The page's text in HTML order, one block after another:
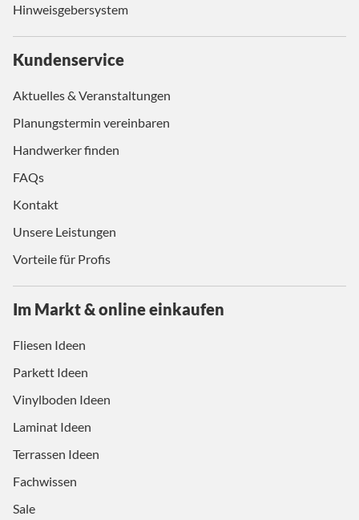
Hinweisgebersystem
Kundenservice
Aktuelles & Veranstaltungen
Planungstermin vereinbaren
Handwerker finden
FAQs
Kontakt
Unsere Leistungen
Vorteile für Profis
Im Markt & online einkaufen
Fliesen Ideen
Parkett Ideen
Vinylboden Ideen
Laminat Ideen
Terrassen Ideen
Fachwissen
Sale